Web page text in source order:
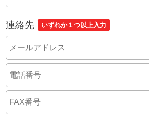
連絡先 いずれか１つ以上入力